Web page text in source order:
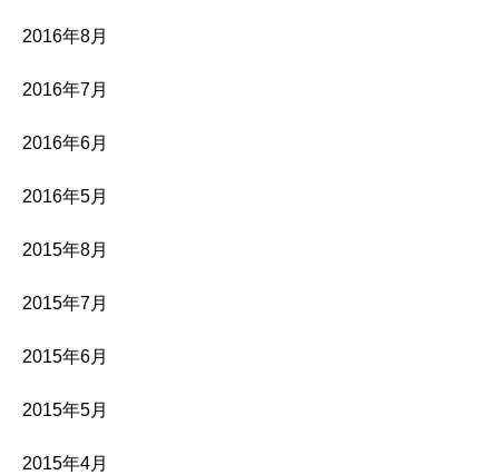
2016年8月
2016年7月
2016年6月
2016年5月
2015年8月
2015年7月
2015年6月
2015年5月
2015年4月